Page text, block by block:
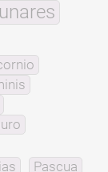
Pascua